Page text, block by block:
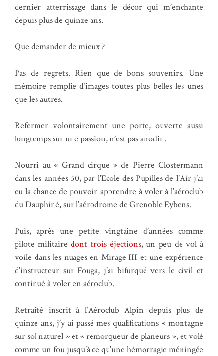
dernier atterrissage dans le décor qui m’enchante
depuis plus de quinze ans.
Que demander de mieux ?
Pas de regrets. Rien que de bons souvenirs. Une
mémoire remplie d’images toutes plus belles les unes
que les autres.
Refermer volontairement une porte, ouverte aussi
longtemps sur une passion, n’est pas anodin.
Nourri au « Grand cirque » de Pierre Clostermann
dans les années 50, par l’Ecole des Pupilles de l’Air j’ai
eu la chance de pouvoir apprendre à voler à l’aéroclub
du Dauphiné, sur l’aérodrome de Grenoble Eybens.
Puis, après une petite vingtaine d’années comme
pilote militairedont trois éjections, un peu de vol à
voile dans les nuages en Mirage III et une expérience
d’instructeur sur Fouga, j’ai bifurqué vers le civil et
continué à voler en aéroclub.
Retraité inscrit à l’Aéroclub Alpin depuis plus de
quinze ans, j’y ai passé mes qualifications « montagne
sur sol naturel » et « remorqueur de planeurs », et volé
comme un fou jusqu’à ce qu’une hémorragie méningée